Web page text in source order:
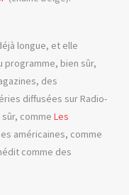
longue, et elle
programme, bien sûr,
des
diffusées sur Radio-
comme Les
américaines, comme
comme des